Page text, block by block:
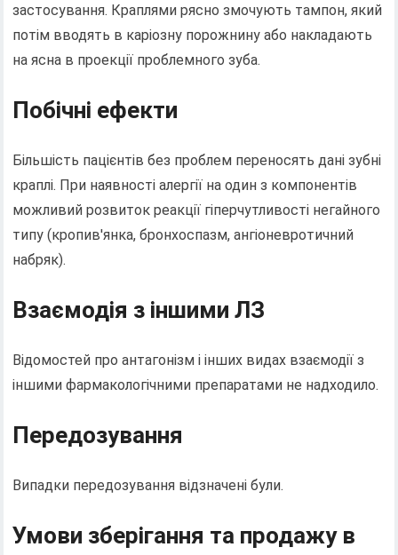
застосування. Краплями рясно змочують тампон, який
потім вводять в каріозну порожнину або накладають
на ясна в проекції проблемного зуба.
Побічні ефекти
Більшість пацієнтів без проблем переносять дані зубні
краплі. При наявності алергії на один з компонентів
можливий розвиток реакції гіперчутливості негайного
типу (кропив'янка, бронхоспазм, ангіоневротичний
набряк).
Взаємодія з іншими ЛЗ
Відомостей про антагонізм і інших видах взаємодії з
іншими фармакологічними препаратами не надходило.
Передозування
Випадки передозування відзначені були.
Умови зберігання та продажу в